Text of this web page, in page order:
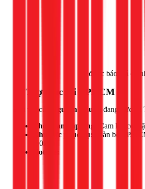
để được báo giá
📍 Thợ trực tại TPHCM
Đội thợ của Nguyễn Thuận
đang trực tại
Thời gian đáp ứng:
Cam kết có
Khu vực phục vụ:
Toàn bộ
(50km)
Hotline: